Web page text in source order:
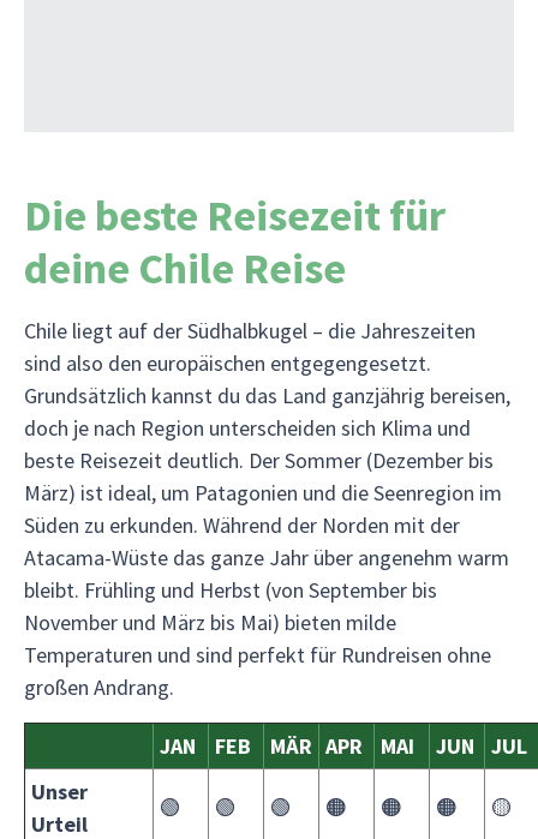
Die beste Reisezeit für
deine Chile Reise
Chile liegt auf der Südhalbkugel – die Jahreszeiten
sind also den europäischen entgegengesetzt.
Grundsätzlich kannst du das Land ganzjährig bereisen,
doch je nach Region unterscheiden sich Klima und
beste Reisezeit deutlich. Der Sommer (Dezember bis
März) ist ideal, um Patagonien und die Seenregion im
Süden zu erkunden. Während der Norden mit der
Atacama-Wüste das ganze Jahr über angenehm warm
bleibt. Frühling und Herbst (von September bis
November und März bis Mai) bieten milde
Temperaturen und sind perfekt für Rundreisen ohne
großen Andrang.
JAN FEB MÄR APR MAI JUN
JUL
Unser
Urteil
🟢 🟢 🟢 🟠 🟠 🟠 🟡